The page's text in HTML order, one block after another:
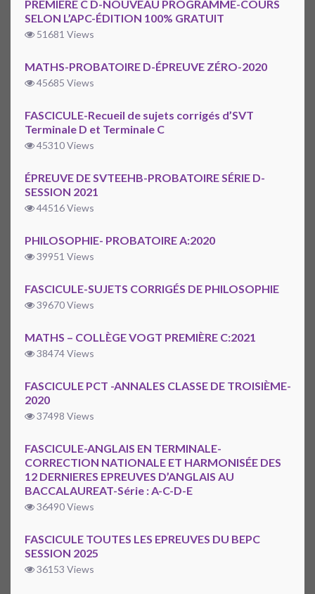
PREMIÈRE C D-NOUVEAU PROGRAMME-COURS
SELON L’APC-ÉDITION 100% GRATUIT
51681 Views
MATHS-PROBATOIRE D-ÉPREUVE ZÉRO-2020
45685 Views
FASCICULE-Recueil de sujets corrigés d’SVT
Terminale D et Terminale C
45310 Views
ÉPREUVE DE SVTEEHB-PROBATOIRE SÉRIE D-
SESSION 2021
44516 Views
PHILOSOPHIE- PROBATOIRE A:2020
39951 Views
FASCICULE-SUJETS CORRIGÉS DE PHILOSOPHIE
39670 Views
MATHS – COLLÈGE VOGT PREMIÈRE C:2021
38474 Views
FASCICULE PCT -ANNALES CLASSE DE TROISIÈME-
2020
37498 Views
FASCICULE-ANGLAIS EN TERMINALE-
CORRECTION NATIONALE ET HARMONISÉE DES
12 DERNIERES EPREUVES D’ANGLAIS AU
BACCALAUREAT-Série : A-C-D-E
36490 Views
FASCICULE TOUTES LES EPREUVES DU BEPC
SESSION 2025
36153 Views